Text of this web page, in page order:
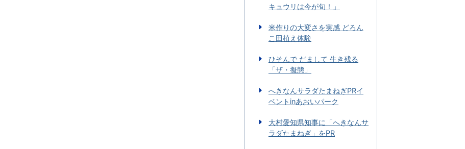
キュウリは今が旬！」
米作りの大変さを実感 どろん
こ田植え体験
ひそんで だまして 生き残る
「ザ・擬態」
へきなんサラダたまねぎPRイ
ベントinあおいパーク
大村愛知県知事に「へきなんサ
ラダたまねぎ」をPR